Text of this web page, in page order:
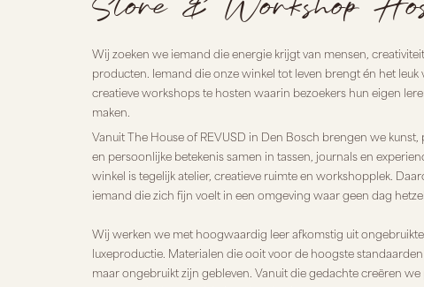
Wij zoeken we iemand die energie krijgt van mensen,
producten. Iemand die onze winkel tot leven brengt én het leuk
creatieve workshops te hosten waarin bezoekers hun eigen
maken.
Vanuit The House of REVUSD in Den Bosch brengen we kunst,
en persoonlijke betekenis samen in tassen, journals en
winkel is tegelijk atelier, creatieve ruimte en workshopplek.
iemand die zich fijn voelt in een omgeving waar geen dag
Wij werken we met hoogwaardig leer afkomstig uit
luxeproductie. Materialen die ooit voor de hoogste
maar ongebruikt zijn gebleven. Vanuit die gedachte creëren